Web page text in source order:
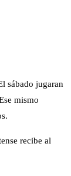
sábado jugaran
mismo
recibe al